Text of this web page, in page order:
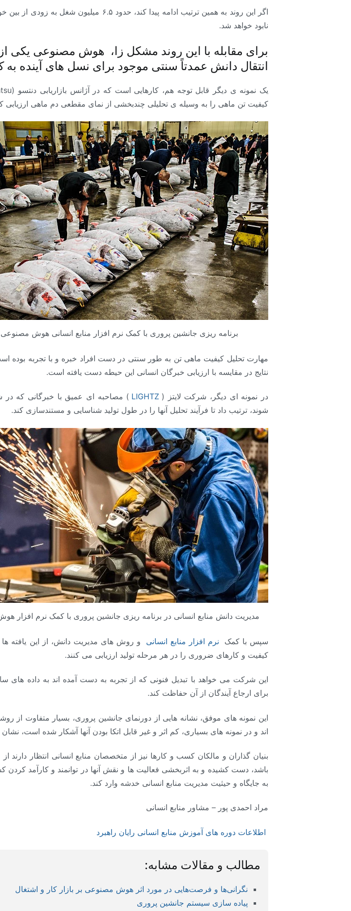
نابود خواهد شد.
برای مقابله با این روند مشکل زا، هوش مصنوعی یکی
انتقال دانش عمدتاً سنتی موجود برای نسل های آینده به
کیفیت تن ماهی را به وسیله ی تحلیلی چندبخشی از نمای مقطعی دم ماهی ارزیابی
برنامه ریزی جانشین پروری با کمک نرم افزار منابع انسانی هوش مصنوعی
نتایج در مقایسه با ارزیابی خبرگان انسانی این حیطه دست یافته است.
در نمونه ای دیگر، شرکت لایتز ( LIGHTZ
شوند، ترتیب داد تا فرآیند تحلیل آنها را در طول تولید شناسایی و مستندسازی کند.
مدیریت دانش منابع انسانی در برنامه ریزی جانشین پروری با کمک نرم افزار
سپس با کمک نرم افزار منابع انسانی
و روش های مدیریت دانش، از این یافته
کیفیت و کارهای ضروری را در هر مرحله تولید ارزیابی می کنند.
این شرکت می خواهد با تبدیل فنونی که از تجربه به دست آمده اند به داده های
برای ارجاع آیندگان از آن حفاظت کند.
این نمونه های موفق، نشانه هایی از دورنمای جانشین پروری، بسیار متفاوت از
اند و در نمونه های بسیاری، کم اثر و غیر قابل اتکا بودن آنها آشکار شده است،
بنیان گذاران و مالکان کسب و کارها نیز از متخصصان منابع انسانی انتظار دارند از
باشد، دست کشیده و به اثربخشی فعالیت ها و نقش آنها در توانمند و کارآمد
به جایگاه و حیثیت مدیریت منابع انسانی خدشه وارد کند.
مراد احمدی پور – مشاور منابع انسانی
اطلاعات دوره های آموزش منابع انسانی رایان راهبرد
مطالب و مقالات مشابه:
نگرانی‌ها و فرصت‌هایی در مورد اثر هوش مصنوعی بر بازار کار و اشتغال
پیاده سازی سیستم جانشین پروری